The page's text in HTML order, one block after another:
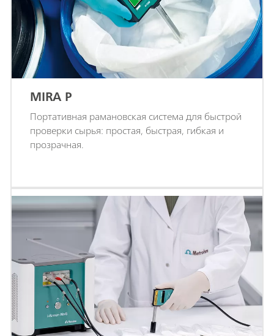
MIRA P
Портативная рамановская система для быстрой
проверки сырья: простая, быстрая, гибкая и
прозрачная.